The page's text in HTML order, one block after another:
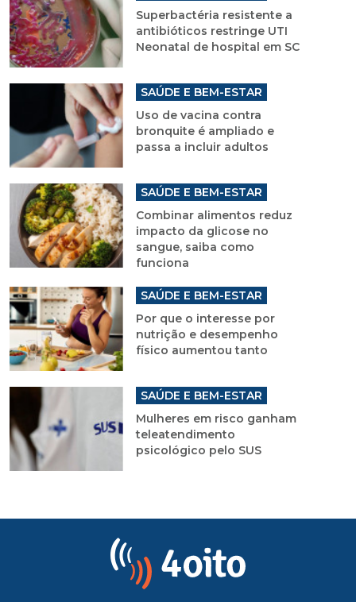
Superbactéria resistente a
antibióticos restringe UTI
Neonatal de hospital em SC
SAÚDE E BEM-ESTAR
Uso de vacina contra
bronquite é ampliado e
passa a incluir adultos
SAÚDE E BEM-ESTAR
Combinar alimentos reduz
impacto da glicose no
sangue, saiba como
funciona
SAÚDE E BEM-ESTAR
Por que o interesse por
nutrição e desempenho
físico aumentou tanto
SAÚDE E BEM-ESTAR
Mulheres em risco ganham
teleatendimento
psicológico pelo SUS